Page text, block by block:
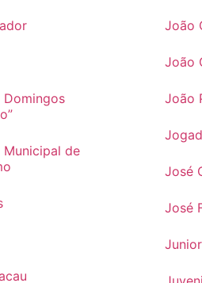
Domingos
Municipal de
João
João
João
José
José